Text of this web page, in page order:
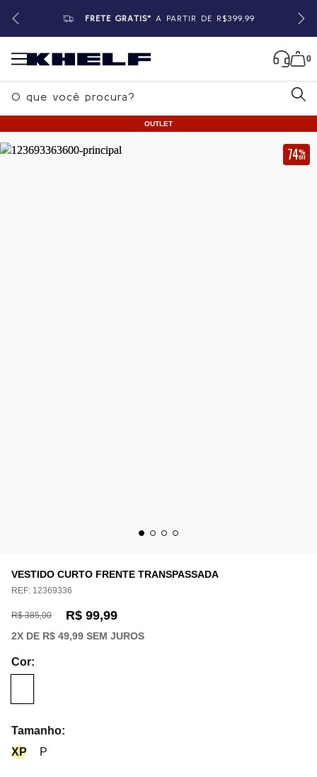
FRETE GRÁTIS* A PARTIR DE R$399,99
0
B
u
s
c
a
OUTLET
74%
OFF
VESTIDO CURTO FRENTE TRANSPASSADA
REF: 12369336
R$ 385,00 R$ 99,99
2X DE R$ 49,99 SEM JUROS
Cor:
Tamanho:
XP
P